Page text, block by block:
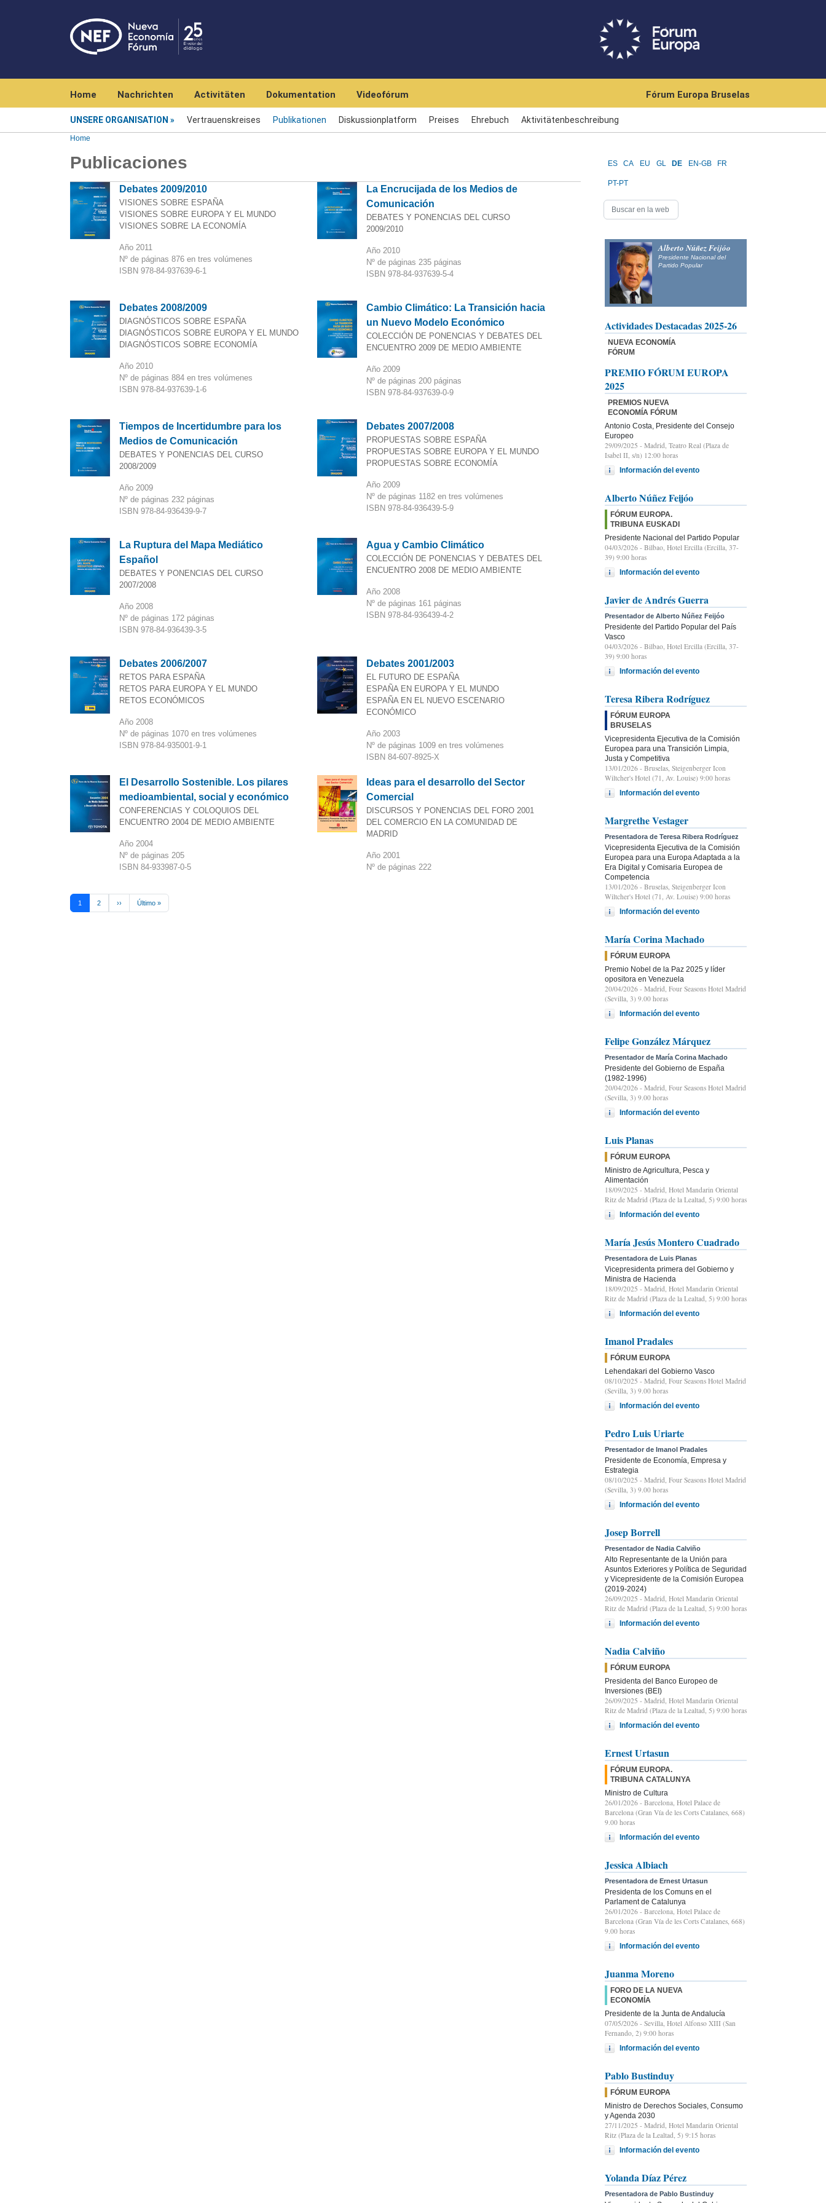
Home Nachrichten Activitäten Dokumentation Videofórum Fórum Europa Bruselas
UNSERE ORGANISATION Vertrauenskreises Publikationen Diskussionplatform Preises Ehrebuch Aktivitätenbeschreibung
Home
Publicaciones
Debates 2009/2010
VISIONES SOBRE ESPAÑA
VISIONES SOBRE EUROPA Y EL MUNDO
VISIONES SOBRE LA ECONOMÍA
Año 2011
Nº de páginas 876 en tres volúmenes
ISBN 978-84-937639-6-1
La Encrucijada de los Medios de
Comunicación
DEBATES Y PONENCIAS DEL CURSO
2009/2010
Año 2010
Nº de páginas 235 páginas
ISBN 978-84-937639-5-4
Debates 2008/2009
DIAGNÓSTICOS SOBRE ESPAÑA
DIAGNÓSTICOS SOBRE EUROPA Y EL MUNDO
DIAGNÓSTICOS SOBRE ECONOMÍA
Año 2010
Nº de páginas 884 en tres volúmenes
ISBN 978-84-937639-1-6
Cambio Climático: La Transición hacia
un Nuevo Modelo Económico
COLECCIÓN DE PONENCIAS Y DEBATES DEL
ENCUENTRO 2009 DE MEDIO AMBIENTE
Año 2009
Nº de páginas 200 páginas
ISBN 978-84-937639-0-9
Tiempos de Incertidumbre para los
Medios de Comunicación
DEBATES Y PONENCIAS DEL CURSO
2008/2009
Año 2009
Nº de páginas 232 páginas
ISBN 978-84-936439-9-7
Debates 2007/2008
PROPUESTAS SOBRE ESPAÑA
PROPUESTAS SOBRE EUROPA Y EL MUNDO
PROPUESTAS SOBRE ECONOMÍA
Año 2009
Nº de páginas 1182 en tres volúmenes
ISBN 978-84-936439-5-9
La Ruptura del Mapa Mediático
Español
DEBATES Y PONENCIAS DEL CURSO
2007/2008
Año 2008
Nº de páginas 172 páginas
ISBN 978-84-936439-3-5
Agua y Cambio Climático
COLECCIÓN DE PONENCIAS Y DEBATES DEL
ENCUENTRO 2008 DE MEDIO AMBIENTE
Año 2008
Nº de páginas 161 páginas
ISBN 978-84-936439-4-2
Debates 2006/2007
RETOS PARA ESPAÑA
RETOS PARA EUROPA Y EL MUNDO
RETOS ECONÓMICOS
Año 2008
Nº de páginas 1070 en tres volúmenes
ISBN 978-84-935001-9-1
Debates 2001/2003
EL FUTURO DE ESPAÑA
ESPAÑA EN EUROPA Y EL MUNDO
ESPAÑA EN EL NUEVO ESCENARIO
ECONÓMICO
Año 2003
Nº de páginas 1009 en tres volúmenes
ISBN 84-607-8925-X
El Desarrollo Sostenible. Los pilares
medioambiental, social y económico
CONFERENCIAS Y COLOQUIOS DEL
ENCUENTRO 2004 DE MEDIO AMBIENTE
Año 2004
Nº de páginas 205
ISBN 84-933987-0-5
Ideas para el desarrollo del Sector
Comercial
DISCURSOS Y PONENCIAS DEL FORO 2001
DEL COMERCIO EN LA COMUNIDAD DE
MADRID
Año 2001
Nº de páginas 222
Pagination
1 2 ››Next page
Último »Last page
ES CA EU GL DE EN-GB FR
PT-PT
Alberto Núñez Feijóo
Presidente Nacional del
Partido Popular
Actividades Destacadas 2025-26
NUEVA ECONOMÍA
FÓRUM
PREMIO FÓRUM EUROPA
2025
PREMIOS NUEVA
ECONOMÍA FÓRUM
Antonio Costa, Presidente del Consejo
Europeo
29/09/2025 - Madrid, Teatro Real (Plaza de
Isabel II, s/n) 12:00 horas
Información del evento
Alberto Núñez Feijóo
FÓRUM EUROPA.
TRIBUNA EUSKADI
Presidente Nacional del Partido Popular
04/03/2026 - Bilbao, Hotel Ercilla (Ercilla, 37-
39) 9:00 horas
Información del evento
Javier de Andrés Guerra
Presentador de Alberto Núñez Feijóo
Presidente del Partido Popular del País
Vasco
04/03/2026 - Bilbao, Hotel Ercilla (Ercilla, 37-
39) 9:00 horas
Información del evento
Teresa Ribera Rodríguez
FÓRUM EUROPA
BRUSELAS
Vicepresidenta Ejecutiva de la Comisión
Europea para una Transición Limpia,
Justa y Competitiva
13/01/2026 - Bruselas, Steigenberger Icon
Wiltcher's Hotel (71, Av. Louise) 9:00 horas
Información del evento
Margrethe Vestager
Presentadora de Teresa Ribera Rodríguez
Vicepresidenta Ejecutiva de la Comisión
Europea para una Europa Adaptada a la
Era Digital y Comisaria Europea de
Competencia
13/01/2026 - Bruselas, Steigenberger Icon
Wiltcher's Hotel (71, Av. Louise) 9:00 horas
Información del evento
María Corina Machado
FÓRUM EUROPA
Premio Nobel de la Paz 2025 y líder
opositora en Venezuela
20/04/2026 - Madrid, Four Seasons Hotel Madrid
(Sevilla, 3) 9.00 horas
Información del evento
Felipe González Márquez
Presentador de María Corina Machado
Presidente del Gobierno de España
(1982-1996)
20/04/2026 - Madrid, Four Seasons Hotel Madrid
(Sevilla, 3) 9.00 horas
Información del evento
Luis Planas
FÓRUM EUROPA
Ministro de Agricultura, Pesca y
Alimentación
18/09/2025 - Madrid, Hotel Mandarin Oriental
Ritz de Madrid (Plaza de la Lealtad, 5) 9:00 horas
Información del evento
María Jesús Montero Cuadrado
Presentadora de Luis Planas
Vicepresidenta primera del Gobierno y
Ministra de Hacienda
18/09/2025 - Madrid, Hotel Mandarin Oriental
Ritz de Madrid (Plaza de la Lealtad, 5) 9:00 horas
Información del evento
Imanol Pradales
FÓRUM EUROPA
Lehendakari del Gobierno Vasco
08/10/2025 - Madrid, Four Seasons Hotel Madrid
(Sevilla, 3) 9.00 horas
Información del evento
Pedro Luis Uriarte
Presentador de Imanol Pradales
Presidente de Economía, Empresa y
Estrategia
08/10/2025 - Madrid, Four Seasons Hotel Madrid
(Sevilla, 3) 9.00 horas
Información del evento
Josep Borrell
Presentador de Nadia Calviño
Alto Representante de la Unión para
Asuntos Exteriores y Política de Seguridad
y Vicepresidente de la Comisión Europea
(2019-2024)
26/09/2025 - Madrid, Hotel Mandarin Oriental
Ritz de Madrid (Plaza de la Lealtad, 5) 9:00 horas
Información del evento
Nadia Calviño
FÓRUM EUROPA
Presidenta del Banco Europeo de
Inversiones (BEI)
26/09/2025 - Madrid, Hotel Mandarin Oriental
Ritz de Madrid (Plaza de la Lealtad, 5) 9:00 horas
Información del evento
Ernest Urtasun
FÓRUM EUROPA.
TRIBUNA CATALUNYA
Ministro de Cultura
26/01/2026 - Barcelona, Hotel Palace de
Barcelona (Gran Vía de les Corts Catalanes, 668)
9.00 horas
Información del evento
Jessica Albiach
Presentadora de Ernest Urtasun
Presidenta de los Comuns en el
Parlament de Catalunya
26/01/2026 - Barcelona, Hotel Palace de
Barcelona (Gran Vía de les Corts Catalanes, 668)
9.00 horas
Información del evento
Juanma Moreno
FORO DE LA NUEVA
ECONOMÍA
Presidente de la Junta de Andalucía
07/05/2026 - Sevilla, Hotel Alfonso XIII (San
Fernando, 2) 9:00 horas
Información del evento
Pablo Bustinduy
FÓRUM EUROPA
Ministro de Derechos Sociales, Consumo
y Agenda 2030
27/11/2025 - Madrid, Hotel Mandarin Oriental
Ritz (Plaza de la Lealtad, 5) 9:15 horas
Información del evento
Yolanda Díaz Pérez
Presentadora de Pablo Bustinduy